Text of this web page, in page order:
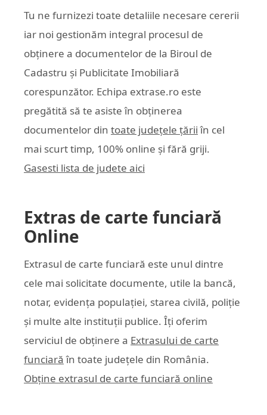
Tu ne furnizezi toate detaliile necesare cererii
iar noi gestionăm integral procesul de
obținere a documentelor de la Biroul de
Cadastru și Publicitate Imobiliară
corespunzător. Echipa extrase.ro este
pregătită să te asiste în obținerea
documentelor din toate județele țării în cel
mai scurt timp, 100% online și fără griji.
Gasesti lista de judete aici
Extras de carte funciară
Online
Extrasul de carte funciară este unul dintre
cele mai solicitate documente, utile la bancă,
notar, evidența populației, starea civilă, poliție
și multe alte instituții publice. Îți oferim
serviciul de obținere a Extrasului de carte
funciară în toate județele din România.
Obține extrasul de carte funciară online